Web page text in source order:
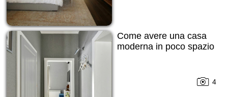
Come avere una casa
moderna in poco spazio
4